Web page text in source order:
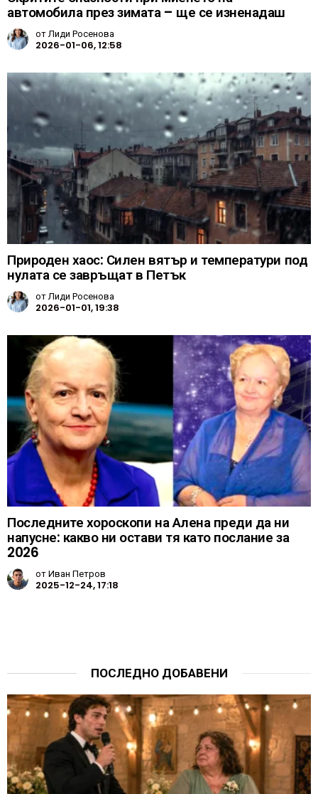
автомобила през зимата – ще се изненадаш
отЛиди Росенова
2026-01-06, 12:58
Природен хаос: Силен вятър и температури под
нулата се завръщат в Петък
отЛиди Росенова
2026-01-01, 19:38
Последните хороскопи на Алена преди да ни
напусне: какво ни остави тя като послание за
2026
отИван Петров
2025-12-24, 17:18
ПОСЛЕДНО ДОБАВЕНИ